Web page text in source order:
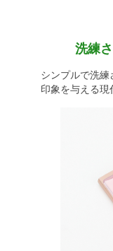
洗練
シンプルで洗
印象を与える現